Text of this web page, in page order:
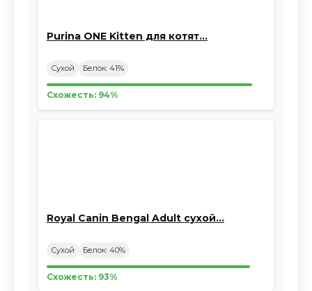
Purina ONE Kitten для котят…
Сухой Белок: 41%
Схожесть: 94%
Royal Canin Bengal Adult сухой…
Сухой Белок: 40%
Схожесть: 93%